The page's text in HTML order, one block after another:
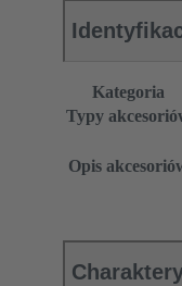
Kategoria
Typy
Opis